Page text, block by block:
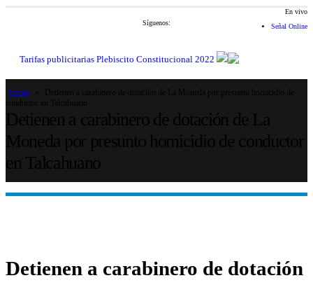
Síguenos:
En vivo
Señal Online
Tarifas publicitarias Plebiscito Constitucional 2022
Home
Detienen a carabinero de dotación